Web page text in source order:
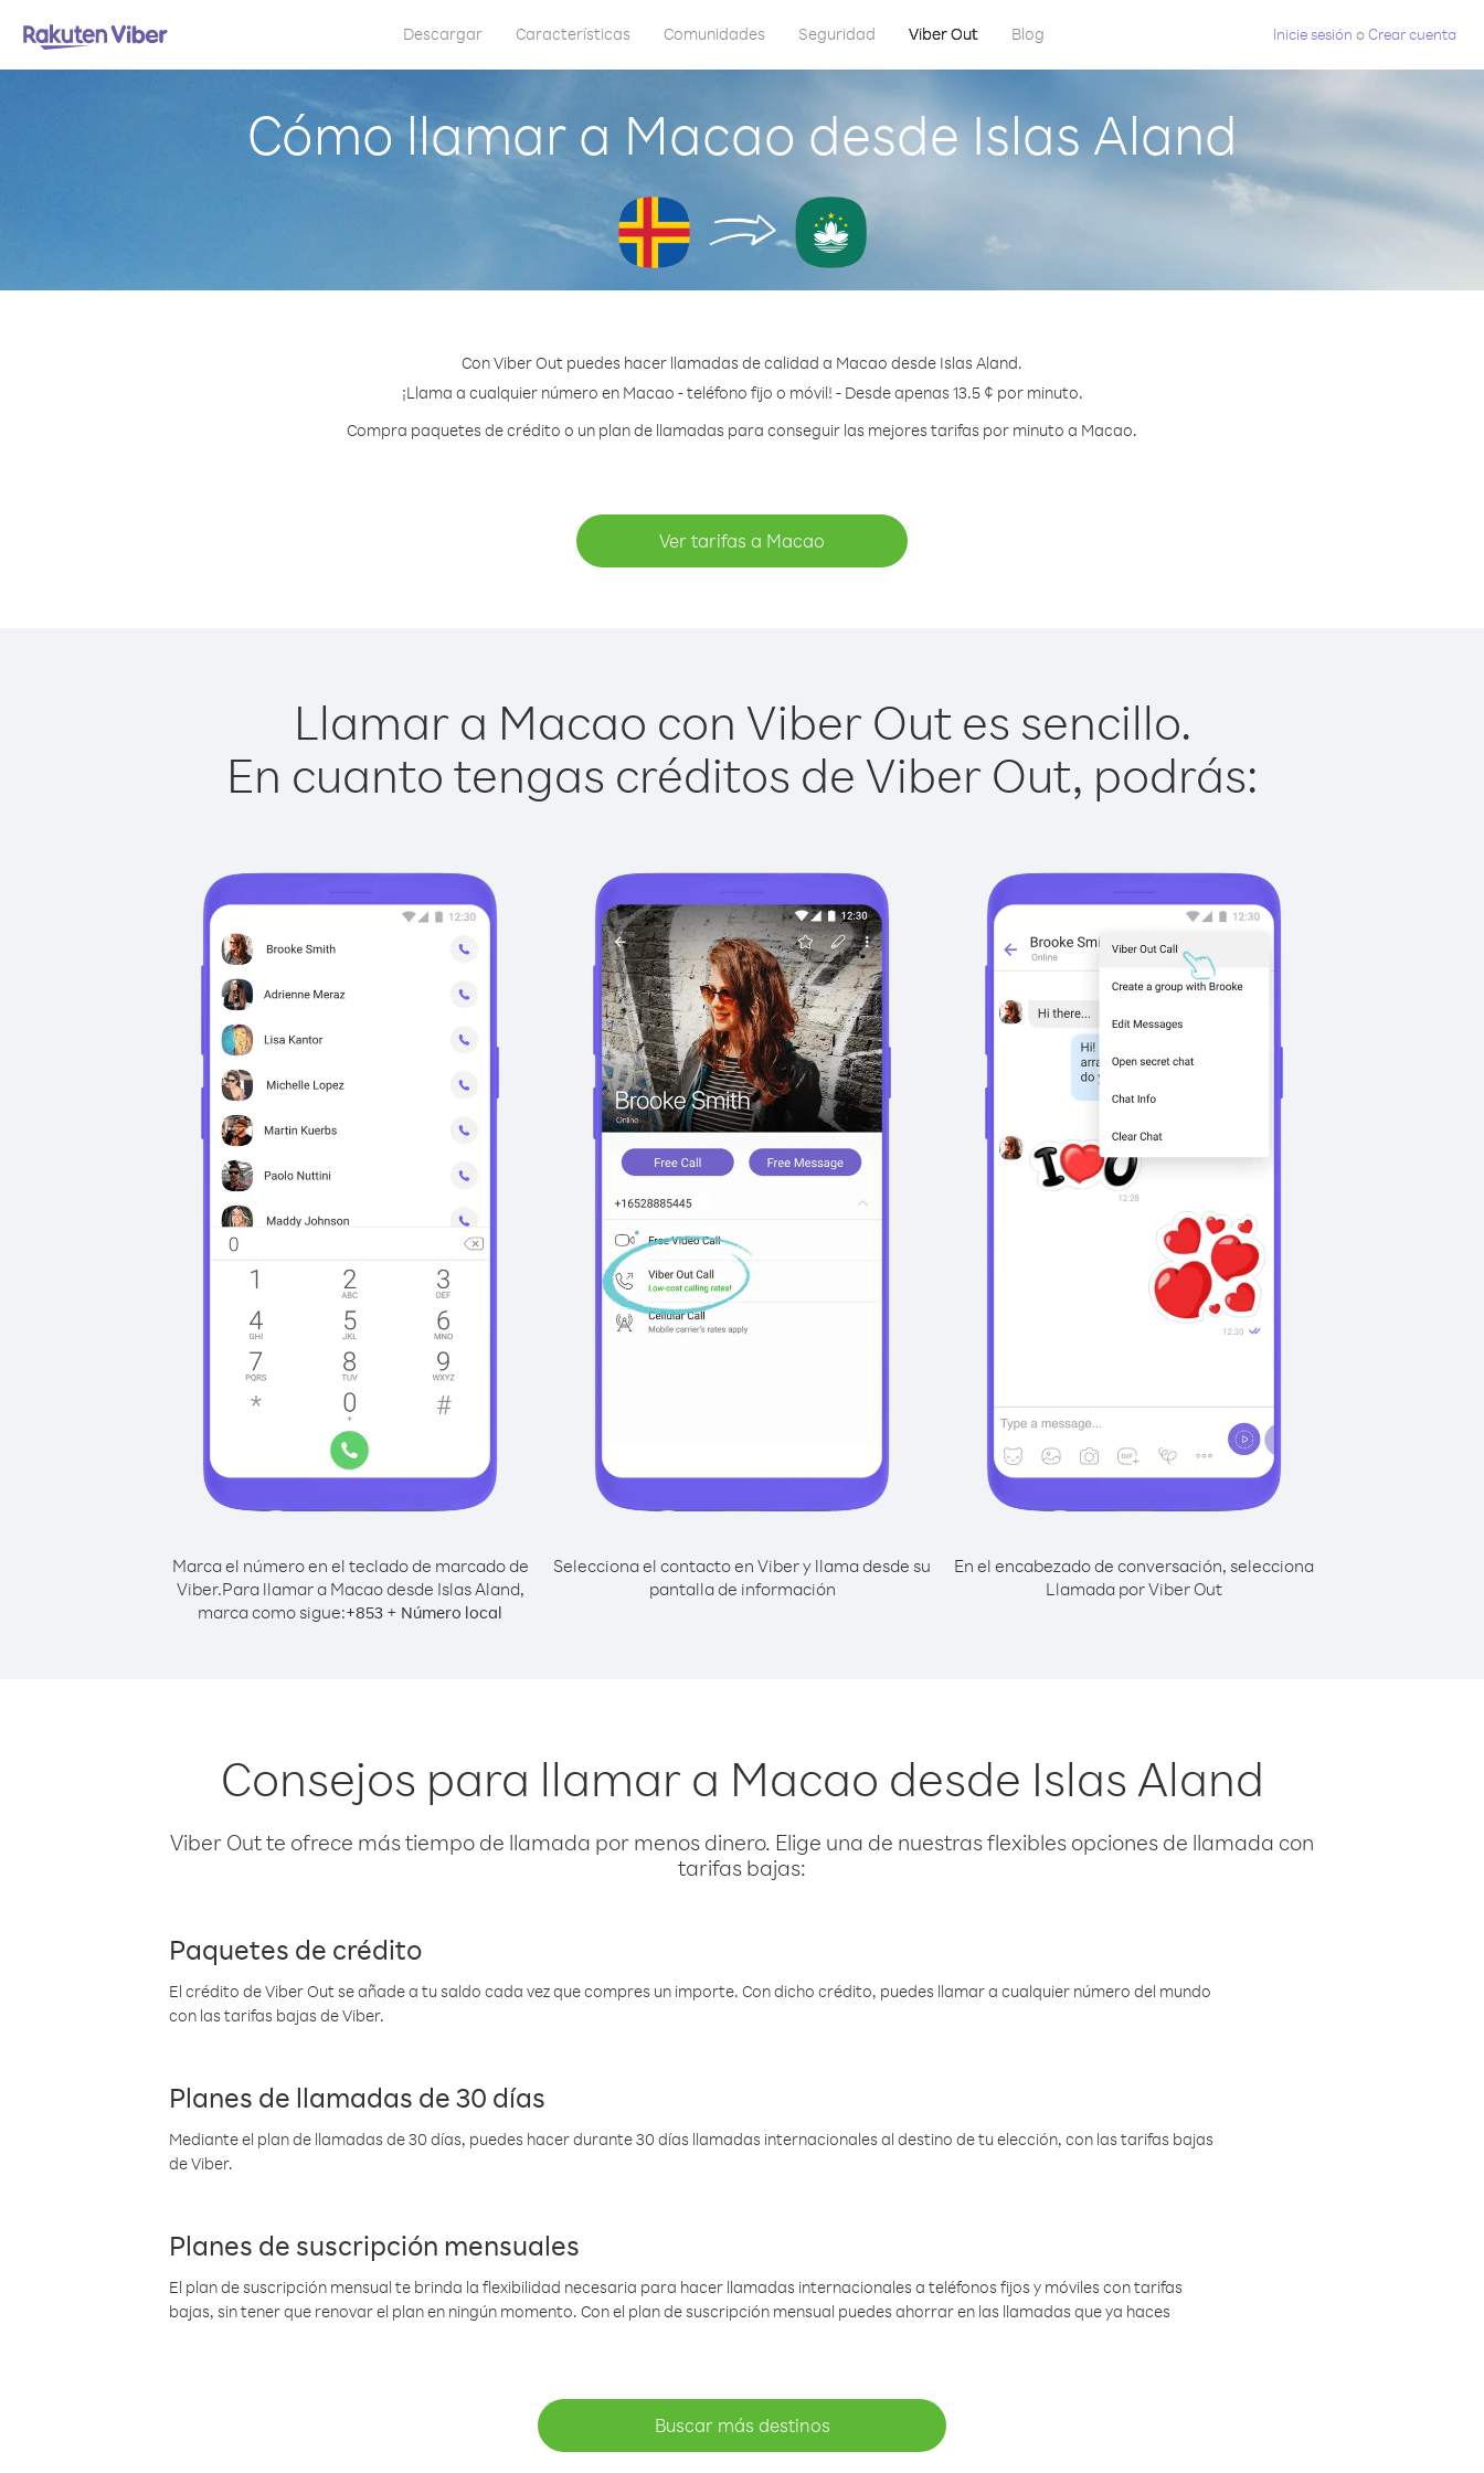
Descargar Características Comunidades Seguridad Viber Out Blog Inicie sesión oCrear cuenta
Cómo llamar a Macao desde Islas Aland
Con Viber Out puedes hacer llamadas de calidad a Macao desde Islas Aland.
¡Llama a cualquier número en Macao - teléfono fijo o móvil! - Desde apenas 13.5 ¢ por minuto.
Compra paquetes de crédito o un plan de llamadas para conseguir las mejores tarifas por minuto a Macao.
Ver tarifas a Macao
Llamar a Macao con Viber Out es sencillo.
En cuanto tengas créditos de Viber Out, podrás:
Marca el número en el teclado de marcado de
Viber.Para llamar a Macao desde Islas Aland,
marca como sigue:+853 + Número local
Selecciona el contacto en Viber y llama desde su
pantalla de información
En el encabezado de conversación, selecciona
Llamada por Viber Out
Consejos para llamar a Macao desde Islas Aland
Viber Out te ofrece más tiempo de llamada por menos dinero. Elige una de nuestras flexibles opciones de llamada con
tarifas bajas:
Paquetes de crédito
El crédito de Viber Out se añade a tu saldo cada vez que compres un importe. Con dicho crédito, puedes llamar a cualquier número del mundo
con las tarifas bajas de Viber.
Planes de llamadas de 30 días
Mediante el plan de llamadas de 30 días, puedes hacer durante 30 días llamadas internacionales al destino de tu elección, con las tarifas bajas
de Viber.
Planes de suscripción mensuales
El plan de suscripción mensual te brinda la flexibilidad necesaria para hacer llamadas internacionales a teléfonos fijos y móviles con tarifas
bajas, sin tener que renovar el plan en ningún momento. Con el plan de suscripción mensual puedes ahorrar en las llamadas que ya haces
Buscar más destinos